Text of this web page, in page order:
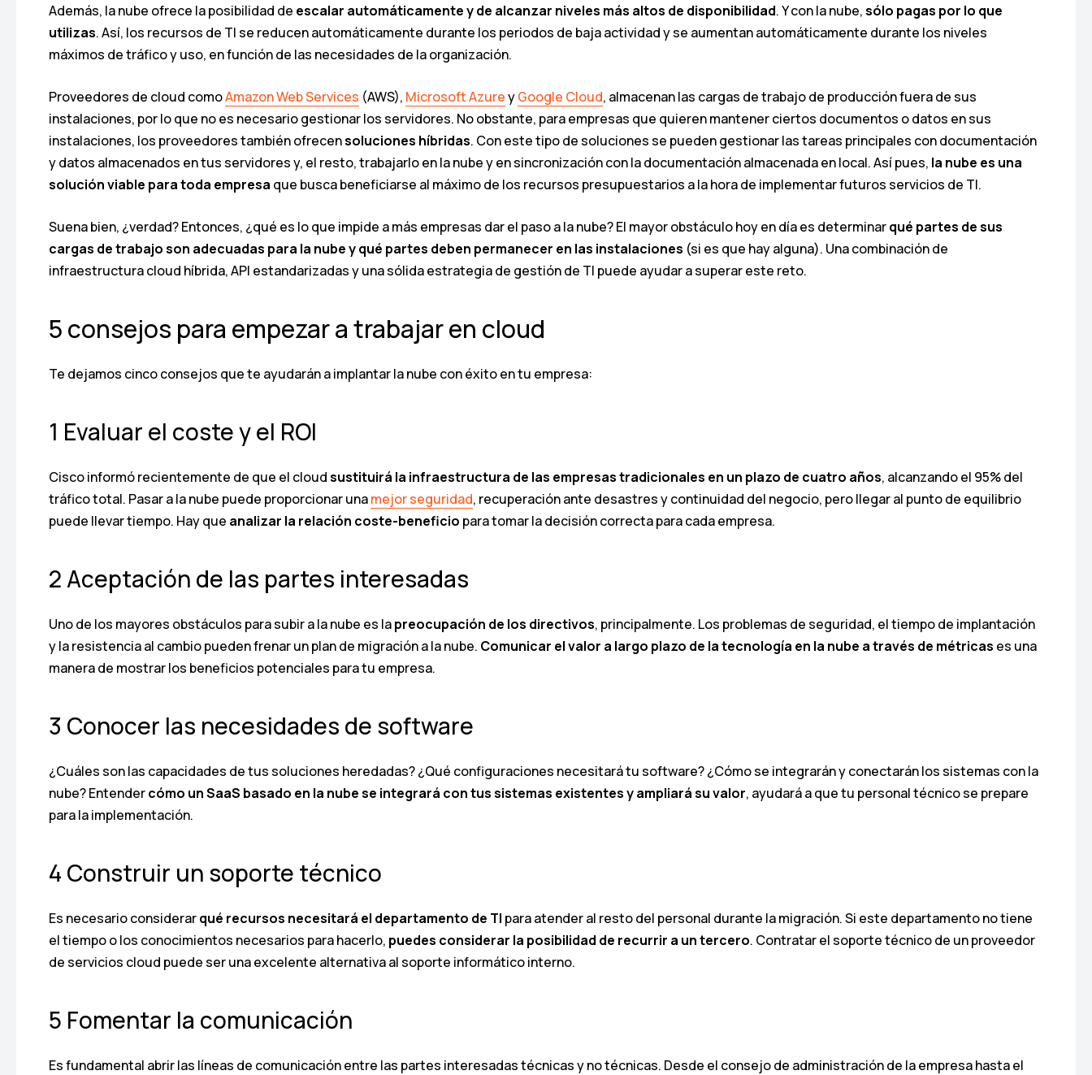
Además, la nube ofrece la posibilidad de escalar automáticamente y de alcanzar niveles más altos de disponibilidad. Y con la nube,sólo pagas por lo que
utilizas. Así, los recursos de TI se reducen automáticamente durante los periodos de baja actividad y se aumentan automáticamente durante los niveles
máximos de tráfico y uso, en función de las necesidades de la organización.
Proveedores de cloud comoAmazon Web Services (AWS), Microsoft AzureyGoogle Cloud, almacenan las cargas de trabajo de producción fuera de sus
instalaciones, por lo que no es necesario gestionar los servidores. No obstante, para empresas que quieren mantener ciertos documentos o datos en sus
instalaciones, los proveedores también ofrecensoluciones híbridas. Con este tipo de soluciones se pueden gestionar las tareas principales con documentación
y datos almacenados en tus servidores y, el resto, trabajarlo en la nube y en sincronización con la documentación almacenada en local. Así pues, la nube es una
solución viable para toda empresa que busca beneficiarse al máximo de los recursos presupuestarios a la hora de implementar futuros servicios de TI.
Suena bien, ¿verdad? Entonces, ¿qué es lo que impide a más empresas dar el paso a la nube? El mayor obstáculo hoy en día es determinarqué partes de sus
cargas de trabajo son adecuadas para la nube y qué partes deben permanecer en las instalaciones (si es que hay alguna). Una combinación de
infraestructura cloud híbrida, API estandarizadas y una sólida estrategia de gestión de TI puede ayudar a superar este reto.
5 consejos para empezar a trabajar en cloud
Te dejamos cinco consejos que te ayudarán a implantar la nube con éxito en tu empresa:
1 Evaluar el coste y el ROI
Cisco informó recientemente de que el cloudsustituirá la infraestructura de las empresas tradicionales en un plazo de cuatro años, alcanzando el 95% del
tráfico total. Pasar a la nube puede proporcionar unamejor seguridad, recuperación ante desastres y continuidad del negocio, pero llegar al punto de equilibrio
puede llevar tiempo. Hay que analizar la relación coste-beneficio para tomar la decisión correcta para cada empresa.
2 Aceptación de las partes interesadas
Uno de los mayores obstáculos para subir a la nube es lapreocupación de los directivos, principalmente. Los problemas de seguridad, el tiempo de implantación
y la resistencia al cambio pueden frenar un plan de migración a la nube. Comunicar el valor a largo plazo de la tecnología en la nube a través de métricas es una
manera de mostrar los beneficios potenciales para tu empresa.
3 Conocer las necesidades de software
¿Cuáles son las capacidades de tus soluciones heredadas? ¿Qué configuraciones necesitará tu software? ¿Cómo se integrarán y conectarán los sistemas con la
nube? Entendercómo un SaaS basado en la nube se integrará con tus sistemas existentes y ampliará su valor, ayudará a que tu personal técnico se prepare
para la implementación.
4 Construir un soporte técnico
Es necesario considerarqué recursos necesitará el departamento de TI para atender al resto del personal durante la migración. Si este departamento no tiene
el tiempo o los conocimientos necesarios para hacerlo, puedes considerar la posibilidad de recurrir a un tercero. Contratar el soporte técnico de un proveedor
de servicios cloud puede ser una excelente alternativa al soporte informático interno.
5 Fomentar la comunicación
Es fundamental abrir las líneas de comunicación entre las partes interesadas técnicas y no técnicas. Desde el consejo de administración de la empresa hasta el